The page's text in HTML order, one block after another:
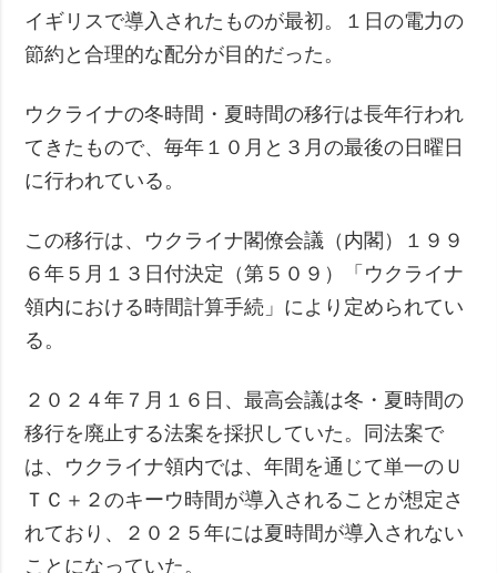
イギリスで導入されたものが最初。１日の電力の
節約と合理的な配分が目的だった。
ウクライナの冬時間・夏時間の移行は長年行われ
てきたもので、毎年１０月と３月の最後の日曜日
に行われている。
この移行は、ウクライナ閣僚会議（内閣）１９９
６年５月１３日付決定（第５０９）「ウクライナ
領内における時間計算手続」により定められてい
る。
２０２４年７月１６日、最高会議は冬・夏時間の
移行を廃止する法案を採択していた。同法案で
は、ウクライナ領内では、年間を通じて単一のＵ
ＴＣ＋２のキーウ時間が導入されることが想定さ
れており、２０２５年には夏時間が導入されない
ことになっていた。